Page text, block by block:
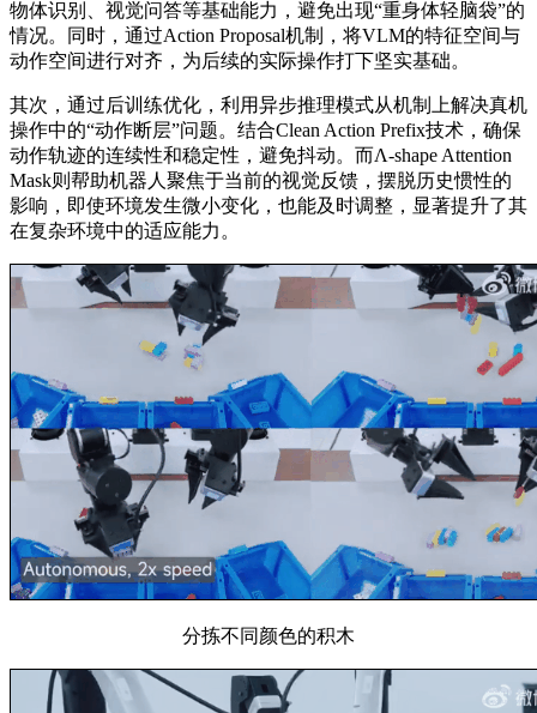
物体识别、视觉问答等基础能力，避免出现“重身体轻脑袋”的
情况。同时，通过Action Proposal机制，将VLM的特征空间与
动作空间进行对齐，为后续的实际操作打下坚实基础。
其次，通过后训练优化，利用异步推理模式从机制上解决真机
操作中的“动作断层”问题。结合Clean Action Prefix技术，确保
动作轨迹的连续性和稳定性，避免抖动。而Λ-shape Attention
Mask则帮助机器人聚焦于当前的视觉反馈，摆脱历史惯性的
影响，即使环境发生微小变化，也能及时调整，显著提升了其
在复杂环境中的适应能力。
分拣不同颜色的积木